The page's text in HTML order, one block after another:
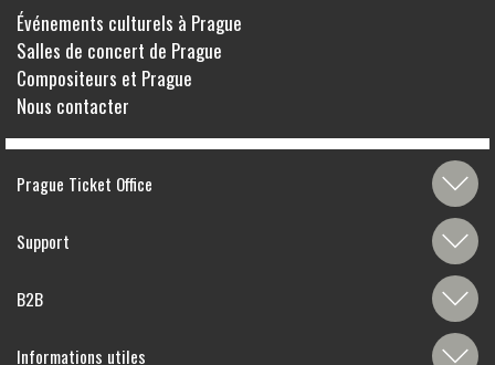
Événements culturels à Prague
Salles de concert de Prague
Compositeurs et Prague
Nous contacter
Prague Ticket Office
Support
B2B
Informations utiles